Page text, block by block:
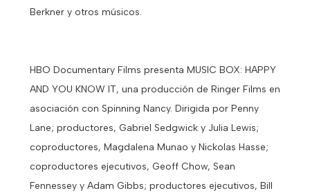
Berkner y otros músicos.
HBO Documentary Films presenta MUSIC BOX: HAPPY
AND YOU KNOW IT, una producción de Ringer Films en
asociación con Spinning Nancy. Dirigida por Penny
Lane; productores, Gabriel Sedgwick y Julia Lewis;
coproductores, Magdalena Munao y Nickolas Hasse;
coproductores ejecutivos, Geoff Chow, Sean
Fennessey y Adam Gibbs; productores ejecutivos, Bill